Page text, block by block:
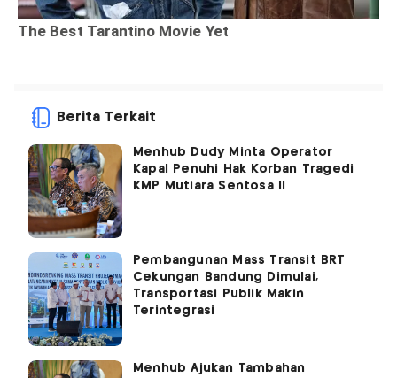
Berita Terkait
Menhub Dudy Minta Operator
Kapal Penuhi Hak Korban Tragedi
KMP Mutiara Sentosa II
Pembangunan Mass Transit BRT
Cekungan Bandung Dimulai,
Transportasi Publik Makin
Terintegrasi
Menhub Ajukan Tambahan